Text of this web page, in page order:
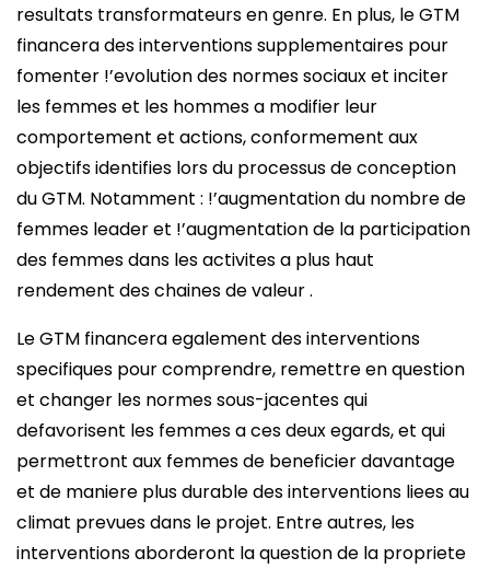
resultats transformateurs en genre. En plus, le GTM
financera des interventions supplementaires pour
fomenter !’evolution des normes sociaux et inciter
les femmes et les hommes a modifier leur
comportement et actions, conformement aux
objectifs identifies lors du processus de conception
du GTM. Notamment : !’augmentation du nombre de
femmes leader et !’augmentation de la participation
des femmes dans les activites a plus haut
rendement des chaines de valeur .
Le GTM financera egalement des interventions
specifiques pour comprendre, remettre en question
et changer les normes sous-jacentes qui
defavorisent les femmes a ces deux egards, et qui
permettront aux femmes de beneficier davantage
et de maniere plus durable des interventions liees au
climat prevues dans le projet. Entre autres, les
interventions aborderont la question de la propriete